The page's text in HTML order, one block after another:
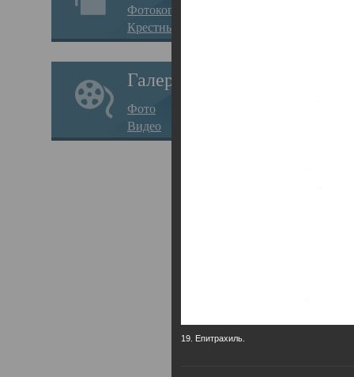
Фотокопии дел
Крестные ходы
Галерея
Фото
Видео
19. Епитрахиль.